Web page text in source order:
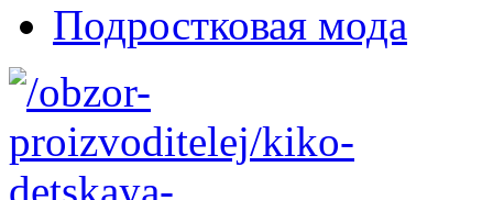
Подростковая мода